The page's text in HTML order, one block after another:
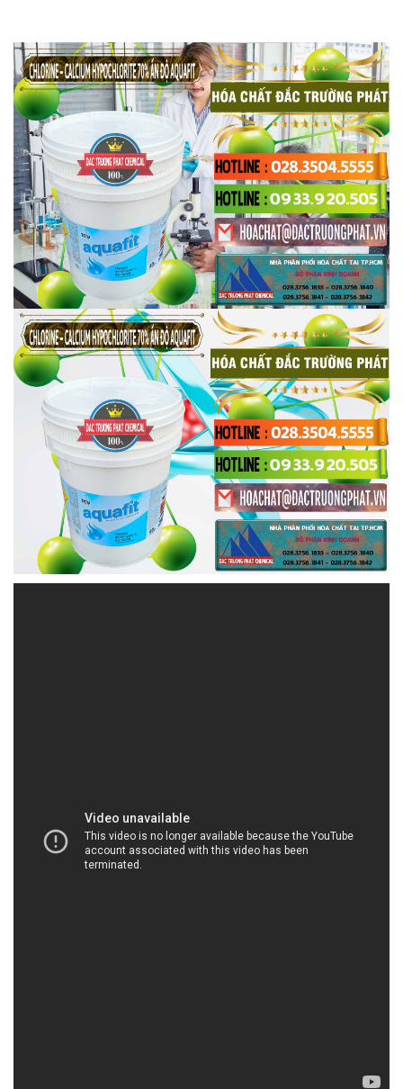
& phân phối hóa chất tại Thành phố Hồ Chí Minh
– **Hóa Chất Công Nghiệp:** Chúng tôi cung cấp